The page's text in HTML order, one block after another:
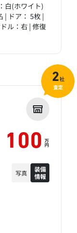
白(ホワイト)
| ドア： 5枚 |
ル：右 | 修復
100 万
円
写真
装備
情報
2社
査定